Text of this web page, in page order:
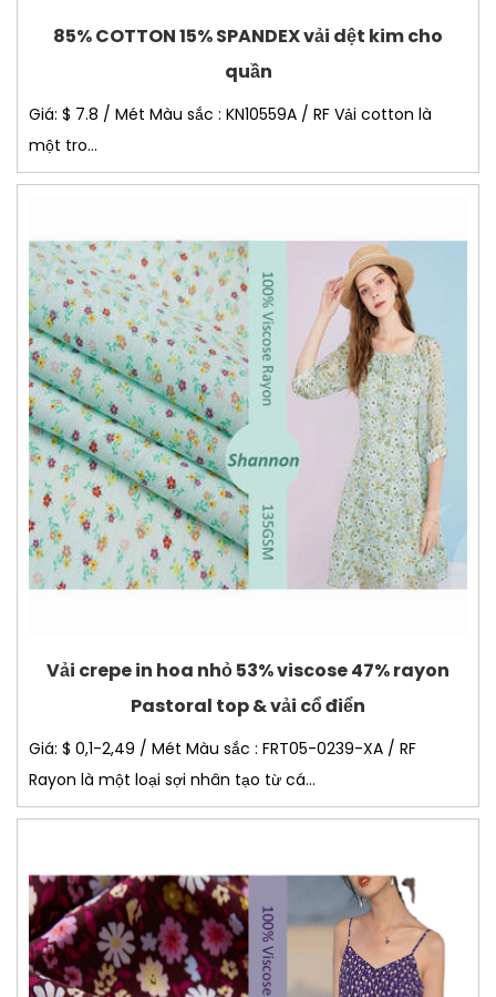
85% COTTON 15% SPANDEX vải dệt kim cho
quần
Giá: $ 7.8 / Mét Màu sắc : KN10559A / RF Vải cotton là
một tro...
Vải crepe in hoa nhỏ 53% viscose 47% rayon
Pastoral top & vải cổ điển
Giá: $ 0,1-2,49 / Mét Màu sắc : FRT05-0239-XA / RF
Rayon là một loại sợi nhân tạo từ cá...